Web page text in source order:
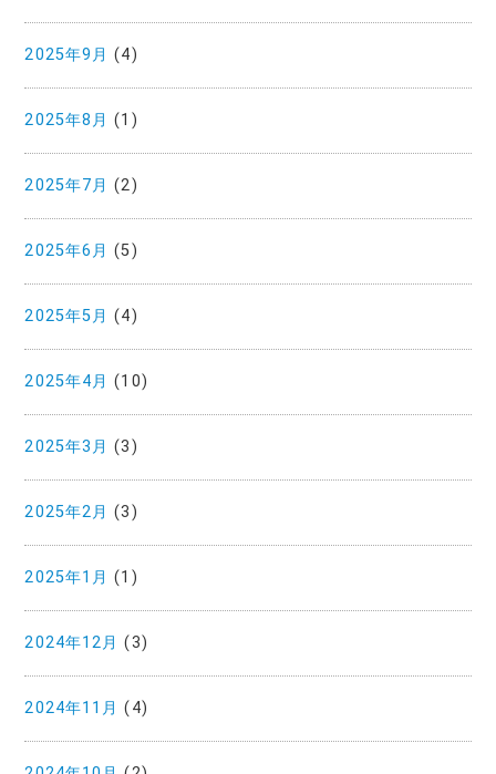
2025年9月 (4)
2025年8月 (1)
2025年7月 (2)
2025年6月 (5)
2025年5月 (4)
2025年4月 (10)
2025年3月 (3)
2025年2月 (3)
2025年1月 (1)
2024年12月 (3)
2024年11月 (4)